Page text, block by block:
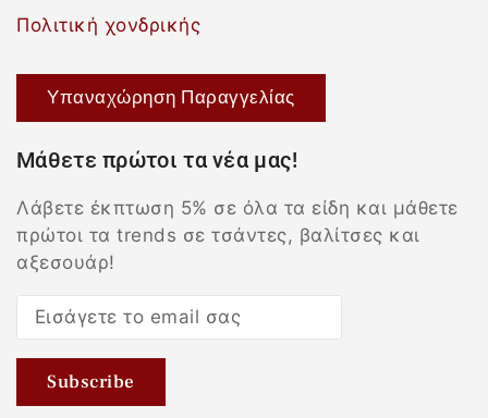
Πολιτική χονδρικής
Υπαναχώρηση Παραγγελίας
Μάθετε πρώτοι τα νέα μας!
Λάβετε έκπτωση 5% σε όλα τα είδη και μάθετε
πρώτοι τα trends σε τσάντες, βαλίτσες και
αξεσουάρ!